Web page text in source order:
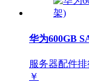
华为600GB
服务器配件
￥